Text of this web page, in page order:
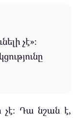
չէ»։
չէ։ Դա նշան է,